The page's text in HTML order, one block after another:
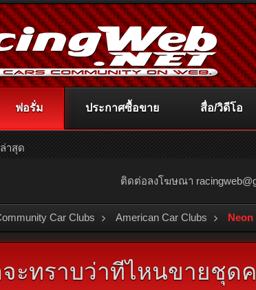
ติดต่อลงโฆษณา
Car Clubs American Car Clubs
ะทราบว่าทีไหนขายชุด
ฟอรั่ม
าสุด
ประกาศซื้อขาย สื่อ/วิดีโอ